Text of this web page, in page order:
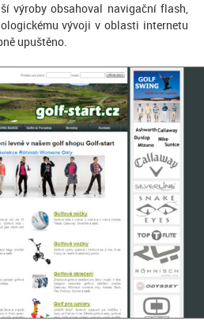
výroby obsahoval navigační flash,
vývoji v oblasti internetu
upuštěno.